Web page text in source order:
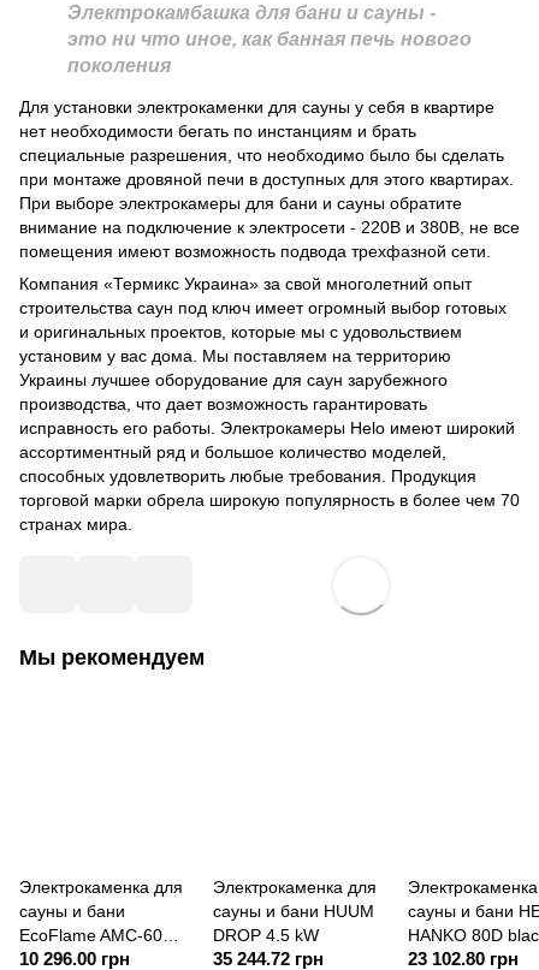
Электрокамбашка для бани и сауны -
это ни что иное, как банная печь нового
поколения
Для установки электрокаменки для сауны у себя в квартире
нет необходимости бегать по инстанциям и брать
специальные разрешения, что необходимо было бы сделать
при монтаже дровяной печи в доступных для этого квартирах.
При выборе электрокамеры для бани и сауны обратите
внимание на подключение к электросети - 220В и 380В, не все
помещения имеют возможность подвода трехфазной сети.
Компания «Термикс Украина» за свой многолетний опыт
строительства саун под ключ имеет огромный выбор готовых
и оригинальных проектов, которые мы с удовольствием
установим у вас дома. Мы поставляем на территорию
Украины лучшее оборудование для саун зарубежного
производства, что дает возможность гарантировать
исправность его работы. Электрокамеры Helo имеют широкий
ассортиментный ряд и большое количество моделей,
способных удовлетворить любые требования. Продукция
торговой марки обрела широкую популярность в более чем 70
странах мира.
Мы рекомендуем
Электрокаменка для
сауны и бани
EcoFlame AMC-60
STJ 6 кВт
10 296.00 грн
Электрокаменка для
сауны и бани HUUM
DROP 4,5 kW
35 244.72 грн
сауны и бани
HANKO 80D
кВт
23 102.80 грн